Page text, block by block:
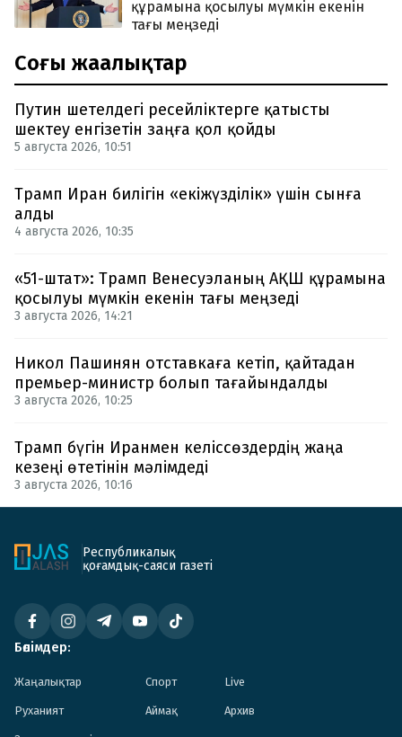
құрамына қосылуы мүмкін екенін
тағы меңзеді
Соңғы жаңалықтар
Путин шетелдегі ресейліктерге қатысты
шектеу енгізетін заңға қол қойды
5 августа 2026, 10:51
Трамп Иран билігін «екіжүзділік» үшін сынға
алды
4 августа 2026, 10:35
«51-штат»: Трамп Венесуэланың АҚШ құрамына
қосылуы мүмкін екенін тағы меңзеді
3 августа 2026, 14:21
Никол Пашинян отставкаға кетіп, қайтадан
премьер-министр болып тағайындалды
3 августа 2026, 10:25
Трамп бүгін Иранмен келіссөздердің жаңа
кезеңі өтетінін мәлімдеді
3 августа 2026, 10:16
Республикалық
қоғамдық-саяси газеті
Бөлімдер:
Жаңалықтар Спорт Live
Руханият Аймақ Архив